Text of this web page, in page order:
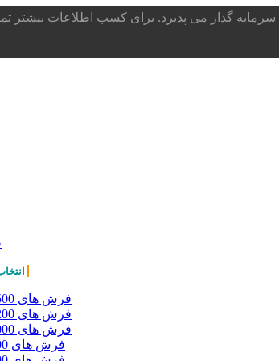
می پذیرد. برای کسب اطلاعات بیشتر تماس بگیرید.
فرش های 1500 شانه
فرش های 1200 شانه
فرش های 1000 شانه
فرش های 500 شانه